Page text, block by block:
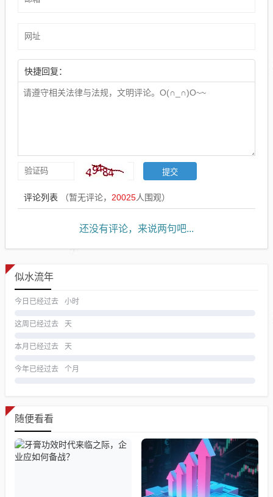
快捷回复：
评论列表 （暂无评论， 20025人围观）
还没有评论，来说两句吧...
似水流年
今日已经过去 小时
这周已经过去 天
本月已经过去 天
今年已经过去 个月
随便看看